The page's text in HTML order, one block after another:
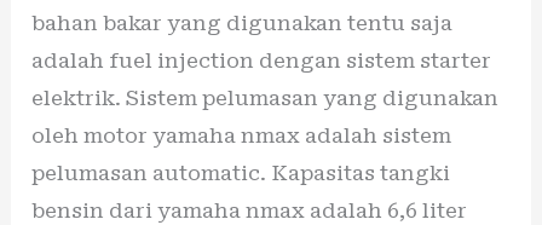
bahan bakar yang digunakan tentu saja
adalah fuel injection dengan sistem starter
elektrik. Sistem pelumasan yang digunakan
oleh motor yamaha nmax adalah sistem
pelumasan automatic. Kapasitas tangki
bensin dari yamaha nmax adalah 6,6 liter